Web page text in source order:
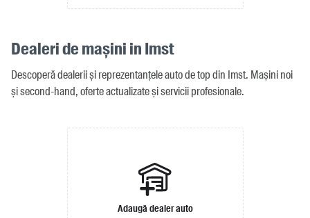
Dealeri de mașini in Imst
Descoperă dealerii și reprezentanțele auto de top din Imst. Mașini noi
și second-hand, oferte actualizate și servicii profesionale.
Adaugă dealer auto